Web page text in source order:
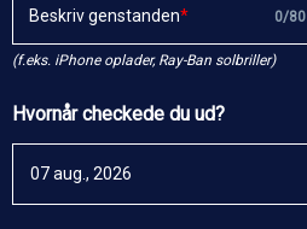
Beskriv genstanden 0/80
(f.eks. iPhone oplader, Ray-Ban solbriller)
Hvornår checkede du ud?